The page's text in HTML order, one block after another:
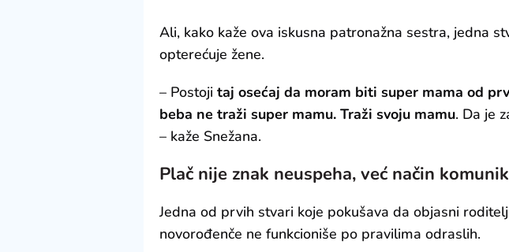
Ali, kako kaže ova iskusna patronažna sestra, jedna
opterećuje žene.
– Postoji taj osećaj da moram biti super mama od
beba ne traži super mamu. Traži svoju mamu. Da je
– kaže Snežana.
Plač nije znak neuspeha, već način
Jedna od prvih stvari koje pokušava da objasni
novorođenče ne funkcioniše po pravilima odraslih.